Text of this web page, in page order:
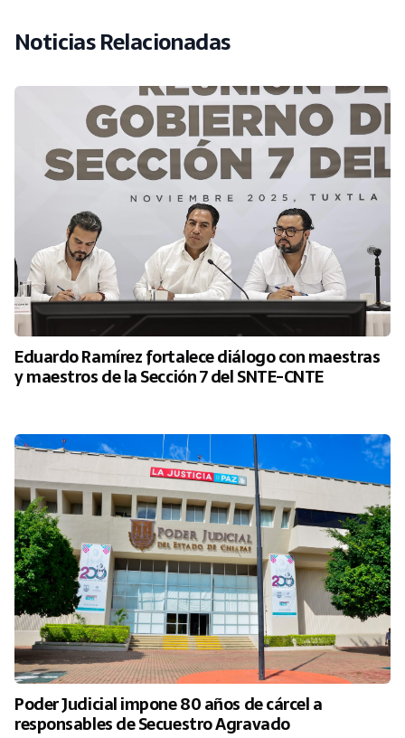
Noticias Relacionadas
Eduardo Ramírez fortalece diálogo con maestras
y maestros de la Sección 7 del SNTE-CNTE
Poder Judicial impone 80 años de cárcel a
responsables de Secuestro Agravado